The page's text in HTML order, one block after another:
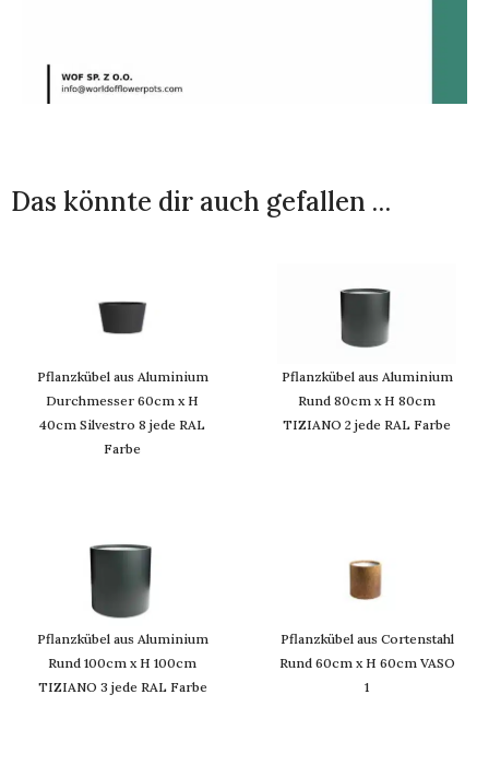
Das könnte dir auch gefallen …
Pflanzkübel aus Aluminium
Durchmesser 60cm x H
40cm Silvestro 8 jede RAL
Farbe
Pflanzkübel aus Aluminium
Rund 80cm x H 80cm
TIZIANO 2 jede RAL Farbe
Pflanzkübel aus Aluminium
Rund 100cm x H 100cm
TIZIANO 3 jede RAL Farbe
Pflanzkübel aus Cortenstahl
Rund 60cm x H 60cm VASO
1